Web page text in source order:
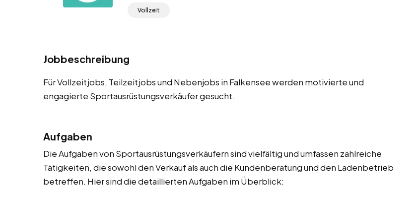
Vollzeit
Jobbeschreibung
Für Vollzeitjobs, Teilzeitjobs und Nebenjobs in Falkensee werden motivierte und
engagierte Sportausrüstungsverkäufer gesucht.
Aufgaben
Die Aufgaben von Sportausrüstungsverkäufern sind vielfältig und umfassen zahlreiche
Tätigkeiten, die sowohl den Verkauf als auch die Kundenberatung und den Ladenbetrieb
betreffen. Hier sind die detaillierten Aufgaben im Überblick: